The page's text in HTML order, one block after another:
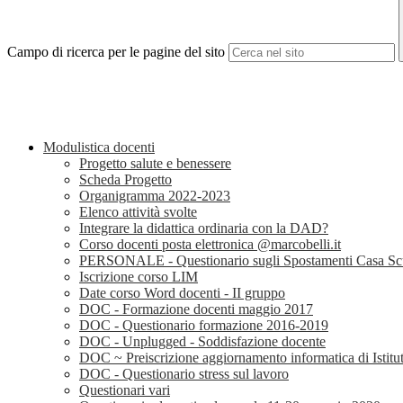
Campo di ricerca per le pagine del sito
Modulistica docenti
Progetto salute e benessere
Scheda Progetto
Organigramma 2022-2023
Elenco attività svolte
Integrare la didattica ordinaria con la DAD?
Corso docenti posta elettronica @marcobelli.it
PERSONALE - Questionario sugli Spostamenti Casa
Iscrizione corso LIM
Date corso Word docenti - II gruppo
DOC - Formazione docenti maggio 2017
DOC - Questionario formazione 2016-2019
DOC - Unplugged - Soddisfazione docente
DOC ~ Preiscrizione aggiornamento informatica di
DOC - Questionario stress sul lavoro
Questionari vari